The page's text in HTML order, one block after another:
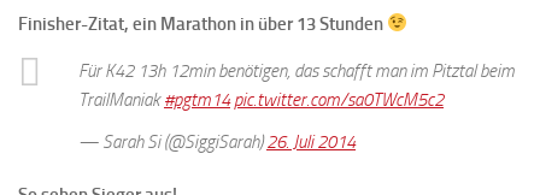
Finisher-Zitat, ein Marathon in über 13 Stunden
Für K42 13h 12min benötigen, das schafft man im Pitztal beim
TrailManiak#pgtm14 pic.twitter.com/sa0TWcM5c2
— Sarah Si (@SiggiSarah)26. Juli 2014